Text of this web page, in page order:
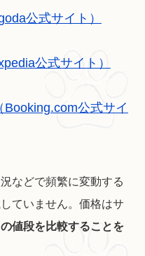
公式サイト）
公式サイト）
公式サイ
などで頻繁に変動する
ていません。価格はサ
値段を比較することを